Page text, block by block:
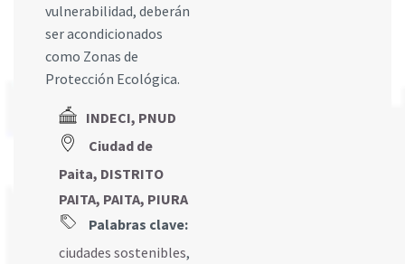
vulnerabilidad, deberán
ser acondicionados
como Zonas de
Protección Ecológica.
INDECI, PNUD
Ciudad de
Paita, DISTRITO
PAITA, PAITA, PIURA
Palabras clave:
ciudades sostenibles,